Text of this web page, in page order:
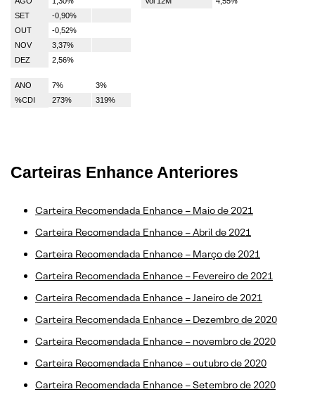
SET
-0,90%
OUT
-0,52%
NOV
3,37%
DEZ
2,56%
ANO 7%
3%
%CDI
273% 319%
Carteiras Enhance Anteriores
Carteira Recomendada Enhance – Maio de 2021
Carteira Recomendada Enhance – Abril de 2021
Carteira Recomendada Enhance – Março de 2021
Carteira Recomendada Enhance – Fevereiro de 2021
Carteira Recomendada Enhance – Janeiro de 2021
Carteira Recomendada Enhance – Dezembro de 2020
Carteira Recomendada Enhance – novembro de 2020
Carteira Recomendada Enhance – outubro de 2020
Carteira Recomendada Enhance – Setembro de 2020